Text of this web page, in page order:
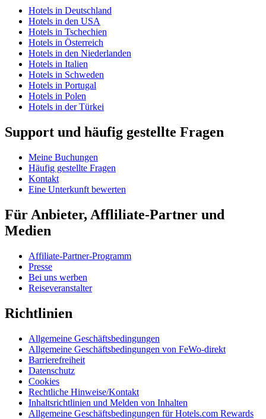
Hotels in Deutschland
Hotels in den USA
Hotels in Tschechien
Hotels in Österreich
Hotels in den Niederlanden
Hotels in Italien
Hotels in Schweden
Hotels in Portugal
Hotels in Polen
Hotels in der Türkei
Support und häufig gestellte Fragen
Meine Buchungen
Häufig gestellte Fragen
Kontakt
Eine Unterkunft bewerten
Für Anbieter, Affliliate-Partner und
Medien
Affiliate-Partner-Programm
Presse
Bei uns werben
Reiseveranstalter
Richtlinien
Allgemeine Geschäftsbedingungen
Allgemeine Geschäftsbedingungen von FeWo-direkt
Barrierefreiheit
Datenschutz
Cookies
Rechtliche Hinweise/Kontakt
Inhaltsrichtlinien und Melden von Inhalten
Allgemeine Geschäftsbedingungen für Hotels.com Rewards